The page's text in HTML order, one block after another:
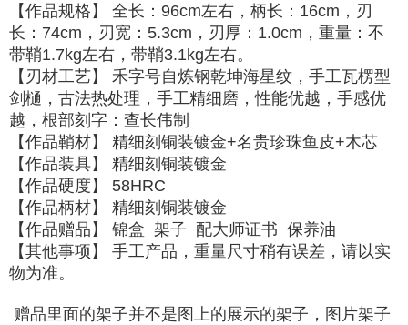
【作品规格】 全长：96cm左右，柄长：16cm，刃
长：74cm，刃宽：5.3cm，刃厚：1.0cm，重量：不
带鞘1.7kg左右，带鞘3.1kg左右。
【刃材工艺】 禾字号自炼钢乾坤海星纹，手工瓦楞型
剑樋，古法热处理，手工精细磨，性能优越，手感优
越，根部刻字：查长伟制
【作品鞘材】 精细刻铜装镀金+名贵珍珠鱼皮+木芯
【作品装具】 精细刻铜装镀金
【作品硬度】 58HRC
【作品柄材】 精细刻铜装镀金
【作品赠品】 锦盒 架子 配大师证书 保养油
【其他事项】 手工产品，重量尺寸稍有误差，请以实
物为准。
赠品里面的架子并不是图上的展示的架子，图片架子